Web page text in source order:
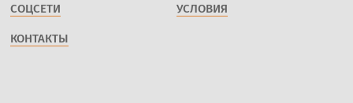
СОЦСЕТИ УСЛОВИЯ
КОНТАКТЫ